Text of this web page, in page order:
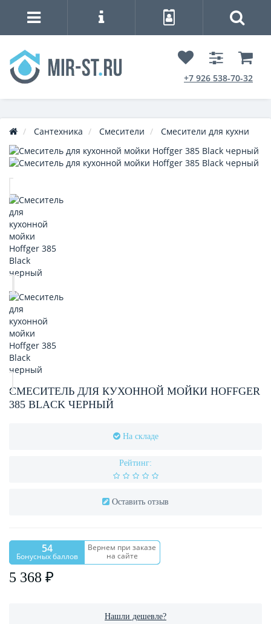
+7 926 538-70-32
Сантехника Смесители Смесители для кухни
СМЕСИТЕЛЬ ДЛЯ КУХОННОЙ МОЙКИ HOFFGER
385 BLACK ЧЕРНЫЙ
На складе
Рейтинг:
Оставить отзыв
54
Бонусных баллов
Вернем при заказе
на сайте
5 368 ₽
Нашли дешевле?